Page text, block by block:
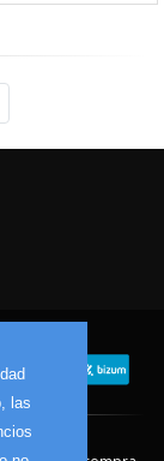
las